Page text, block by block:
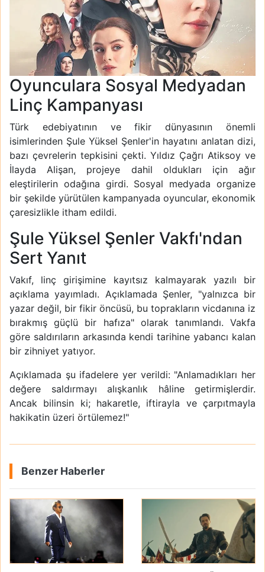
Oyunculara Sosyal Medyadan
Linç Kampanyası
Türk edebiyatının ve fikir dünyasının önemli
isimlerinden Şule Yüksel Şenler'in hayatını anlatan dizi,
bazı çevrelerin tepkisini çekti. Yıldız Çağrı Atiksoy ve
İlayda Alişan, projeye dahil oldukları için ağır
eleştirilerin odağına girdi. Sosyal medyada organize
bir şekilde yürütülen kampanyada oyuncular, ekonomik
çaresizlikle itham edildi.
Şule Yüksel Şenler Vakfı'ndan
Sert Yanıt
Vakıf, linç girişimine kayıtsız kalmayarak yazılı bir
açıklama yayımladı. Açıklamada Şenler, "yalnızca bir
yazar değil, bir fikir öncüsü, bu toprakların vicdanına iz
bırakmış güçlü bir hafıza" olarak tanımlandı. Vakfa
göre saldırıların arkasında kendi tarihine yabancı kalan
bir zihniyet yatıyor.
Açıklamada şu ifadelere yer verildi: "Anlamadıkları her
değere saldırmayı alışkanlık hâline getirmişlerdir.
Ancak bilinsin ki; hakaretle, iftirayla ve çarpıtmayla
hakikatin üzeri örtülemez!"
Benzer Haberler